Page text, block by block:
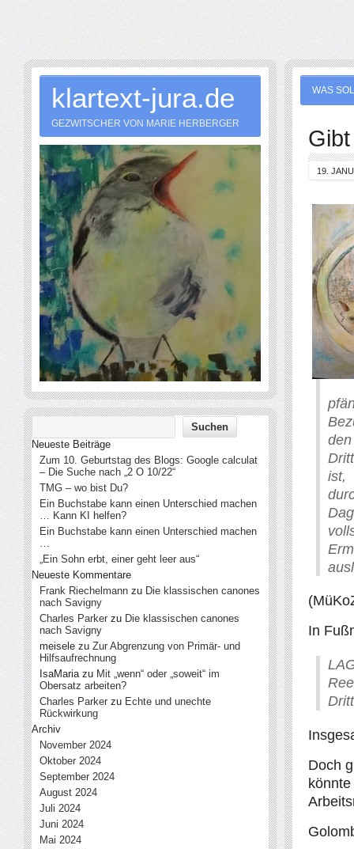
WAS
19.
ist,
In
Doch
klartext-jura.de
GEZWITSCHER VON MARIE HERBERGER
Neueste Beiträge
Zum 10. Geburtstag des Blogs: Google calculat
– Die Suche nach „2 O 10/22“
TMG – wo bist Du?
Ein Buchstabe kann einen Unterschied machen
… Kann KI helfen?
Ein Buchstabe kann einen Unterschied machen
…
„Ein Sohn erbt, einer geht leer aus“
Neueste Kommentare
Frank Riechelmann zu Die klassischen canones
nach Savigny
Charles Parker zu Die klassischen canones
nach Savigny
meisele zu Zur Abgrenzung von Primär- und
Hilfsaufrechnung
IsaMariazu Mit „wenn“ oder „soweit“ im
Obersatz arbeiten?
Charles Parker zu Echte und unechte
Rückwirkung
Archiv
November 2024
Oktober 2024
September 2024
August 2024
Juli 2024
Juni 2024
Mai 2024